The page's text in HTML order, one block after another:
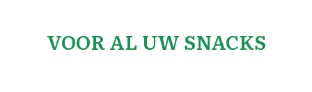
VOOR AL UW SNACKS